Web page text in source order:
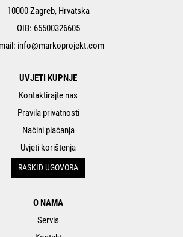
10000 Zagreb, Hrvatska
OIB: 65500326605
info@markoprojekt.com
UVJETI KUPNJE
Kontaktirajte nas
Pravila privatnosti
Načini plaćanja
Uvjeti korištenja
RASKID UGOVORA
O NAMA
Servis